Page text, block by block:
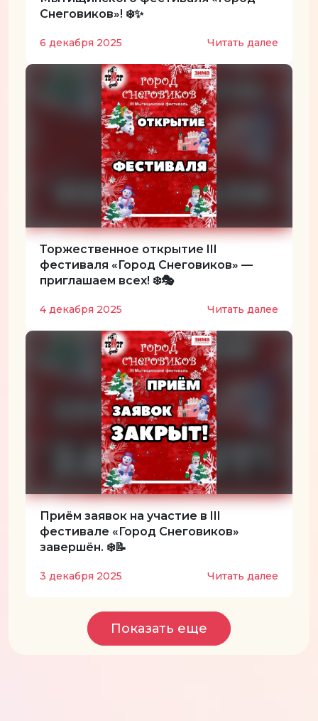
Снеговиков»! ❄️✨
6 декабря 2025 Читать далее
Торжественное открытие III
фестиваля «Город Снеговиков» —
приглашаем всех! ❄️🎭
4 декабря 2025 Читать далее
Приём заявок на участие в III
фестивале «Город Снеговиков»
завершён. ❄️📝
3 декабря 2025 Читать далее
Показать еще